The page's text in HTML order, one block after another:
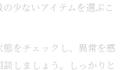
少ないアイテムを選ぶこ
をチェックし、異常を感
しましょう。しっかりと